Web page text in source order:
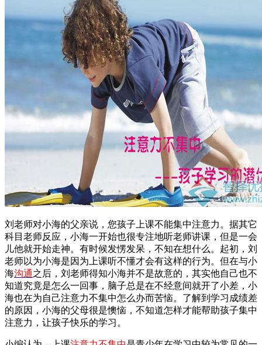
刘老师对小海的父亲说，您孩子上课不能集中注意力。据其它
科目老师反应，小海一开始也很专注地听老师讲课，但是一会
儿他就开始走神。有时候发愣发呆，不知在想什么。起初，刘
老师以为小海是因为上课听不懂才会有这样的行为。但在与小
海沟通之后，刘老师得知小海并不是故意的，其实他自己也不
知道究竟是怎么一回事，脑子总是在不经意间就开了小差，小
海也在为自己注意力不集中怎么办而苦恼。了解到学习成绩差
的原因，小海的父母很是懊恼，不知道怎样才能帮助孩子集中
注意力，让孩子快乐的学习。